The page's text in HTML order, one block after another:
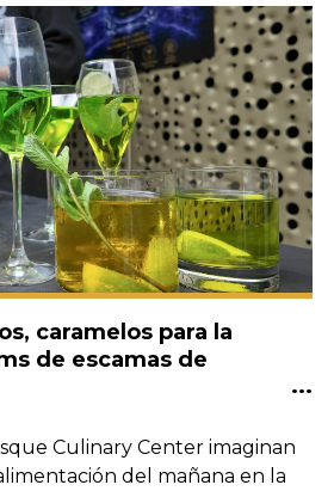
caramelos para la
de escamas de
comienza en
Culinary Center imaginan
del mañana en la